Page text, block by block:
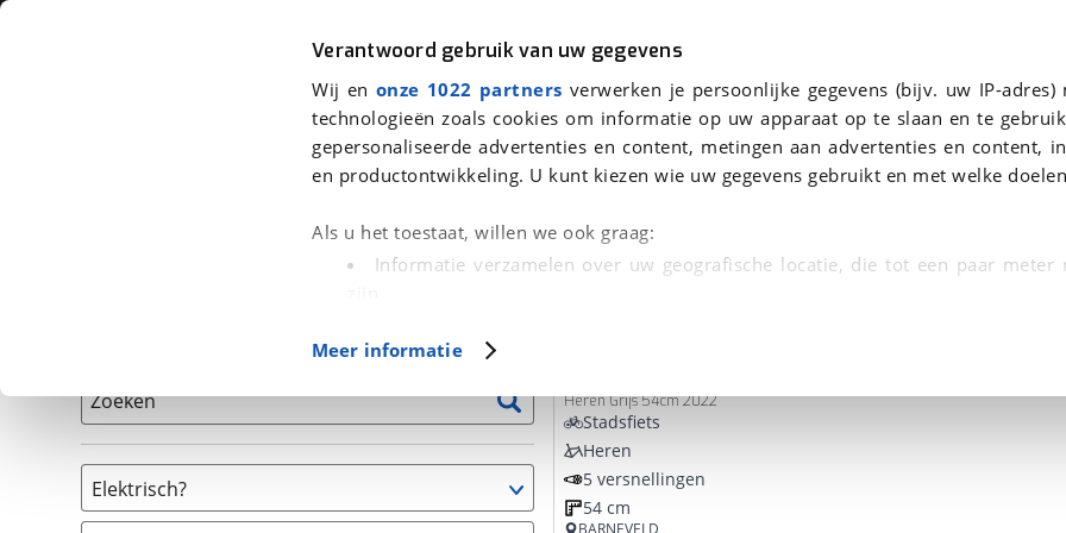
Verantwoord gebruik van uw gegevens
Wij en onze 1022 partners verwerken je persoonlijke gegevens (bijv. uw IP-adres)
technologieën zoals cookies om informatie op uw apparaat op te slaan en te
gepersonaliseerde advertenties en content, metingen aan advertenties en content,
en productontwikkeling. U kunt kiezen wie uw gegevens gebruikt en met welke
Als u het toestaat, willen we ook graag:
Informatie verzamelen over uw geografische locatie, die tot een paar meter
(fingerprinting)
in. U kunt uw toestemming op elk moment wijzigen of
Cookieverklaring.
Met cookies en vergelijkbare technieken zorgen we voor een betere en meer
Functionele cookies zorgen ervoor dat de website goed werkt. Ook gebruiken we
Meer informatie
Auto Fiets Motor
Stadsfiets
We hebben 290 fietsen voor je gevonden
Zoeken
Elektrisch?
Niet elektrisch (6)
Heren Grijs 54cm 2022
Stadsfiets
Heren
5 versnellingen
54 cm
BARNEVELD